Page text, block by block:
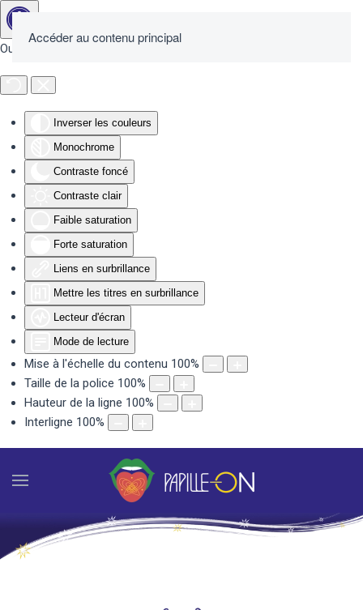
Outils d'accessibilité
Inverser les couleurs
Monochrome
Contraste foncé
Contraste clair
Faible saturation
Forte saturation
Liens en surbrillance
Mettre les titres en surbrillance
Lecteur d'écran
Mode de lecture
Mise à l'échelle du contenu 100%
Taille de la police 100%
Hauteur de la ligne 100%
Interligne 100%
Accéder au contenu principal